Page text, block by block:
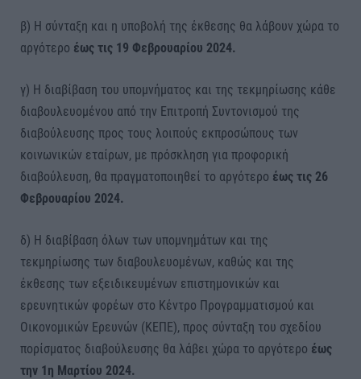
β) Η σύνταξη και η υποβολή της έκθεσης θα λάβουν χώρα το
αργότερο έως τις 19 Φεβρουαρίου 2024.
γ) Η διαβίβαση του υπομνήματος και της τεκμηρίωσης κάθε
διαβουλευομένου από την Επιτροπή Συντονισμού της
διαβούλευσης προς τους λοιπούς εκπροσώπους των
κοινωνικών εταίρων, με πρόσκληση για προφορική
διαβούλευση, θα πραγματοποιηθεί το αργότερο έως τις 26
Φεβρουαρίου 2024.
δ) Η διαβίβαση όλων των υπομνημάτων και της
τεκμηρίωσης των διαβουλευομένων, καθώς και της
έκθεσης των εξειδικευμένων επιστημονικών και
ερευνητικών φορέων στο Κέντρο Προγραμματισμού και
Οικονομικών Ερευνών (ΚΕΠΕ), προς σύνταξη του σχεδίου
πορίσματος διαβούλευσης θα λάβει χώρα το αργότερο έως
την 1η Μαρτίου 2024.